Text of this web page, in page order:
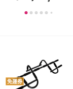
免運券